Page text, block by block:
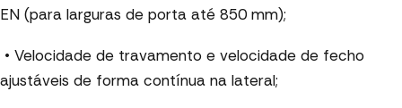
EN (para larguras de porta até 850 mm);
• Velocidade de travamento e velocidade de fecho
ajustáveis de forma contínua na lateral;